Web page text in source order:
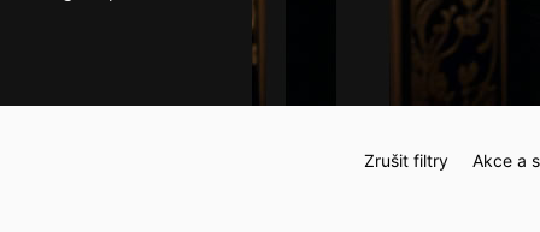
Akce a
Zrušit filtry